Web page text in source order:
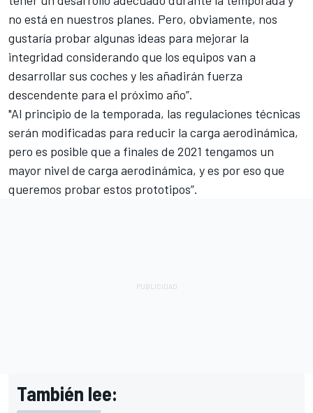
no está en nuestros planes. Pero, obviamente, nos
gustaría probar algunas ideas para mejorar la
integridad considerando que los equipos van a
desarrollar sus coches y les añadirán fuerza
descendente para el próximo año”.
"Al principio de la temporada, las regulaciones técnicas
serán modificadas para reducir la carga aerodinámica,
pero es posible que a finales de 2021 tengamos un
mayor nivel de carga aerodinámica, y es por eso que
queremos probar estos prototipos”.
También lee: